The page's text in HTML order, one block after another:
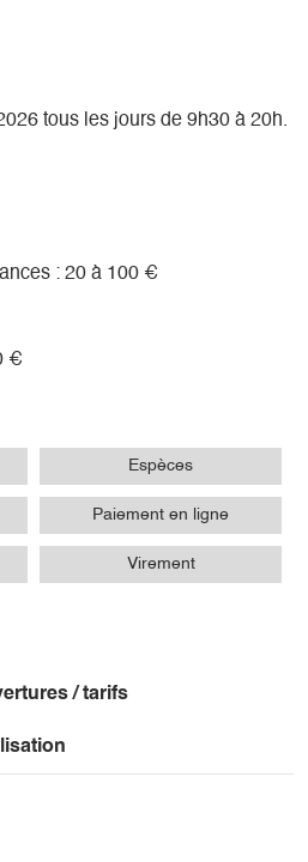
changements dans votre vie
mariage,
décès, deuil périnatal)ou
passage en douceur grâce à la
sur notre site
tous les jours de 9h30 à 20h.
: 20 à 100 €
€
Espèces
Paiement en ligne
Virement
/ tarifs